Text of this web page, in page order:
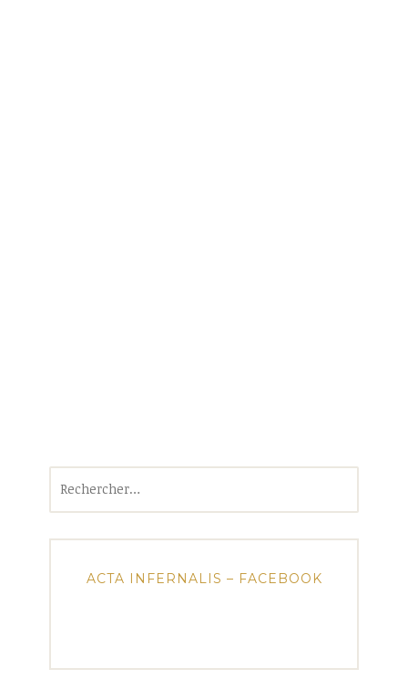
ACTA INFERNALIS – FACEBOOK